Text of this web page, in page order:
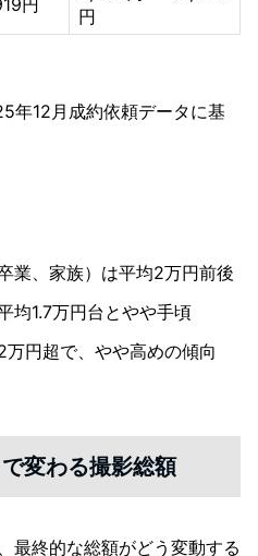
円
円
年12月成約依頼データに基
業、家族）は平均2万円前後
均1.7万円台とやや手頃
万円超で、やや高めの傾向
変わる撮影総額
最終的な総額がどう変動する